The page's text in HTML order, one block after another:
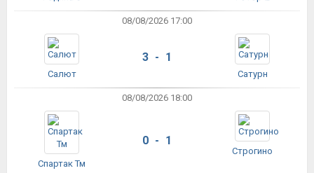
08/08/2026 17:00
Салют
3 - 1
Сатурн
08/08/2026 18:00
Спартак Тм
0 - 1
Строгино